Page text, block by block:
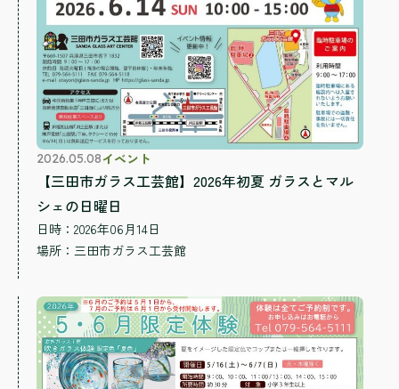
2026.05.08イベント
【三田市ガラス工芸館】2026年初夏 ガラスとマル
シェの日曜日
日時：2026年06月14日
場所： 三田市ガラス工芸館